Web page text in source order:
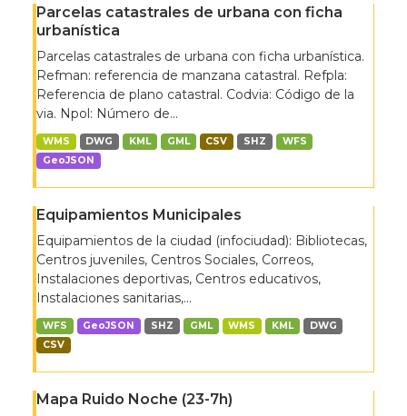
Parcelas catastrales de urbana con ficha
urbanística
Parcelas catastrales de urbana con ficha urbanística.
Refman: referencia de manzana catastral. Refpla:
Referencia de plano catastral. Codvia: Código de la
via. Npol: Número de...
WMS DWG KML GML CSV SHZ
WFS
GeoJSON
Equipamientos Municipales
Equipamientos de la ciudad (infociudad): Bibliotecas,
Centros juveniles, Centros Sociales, Correos,
Instalaciones deportivas, Centros educativos,
Instalaciones sanitarias,...
WFS GeoJSON SHZ GML WMS KML
DWG
CSV
Mapa Ruido Noche (23-7h)